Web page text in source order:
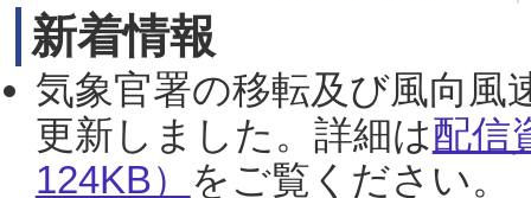
新着情報
気象官署の移転及び風向風
更新しました。詳細は配信
124KB） をご覧ください。